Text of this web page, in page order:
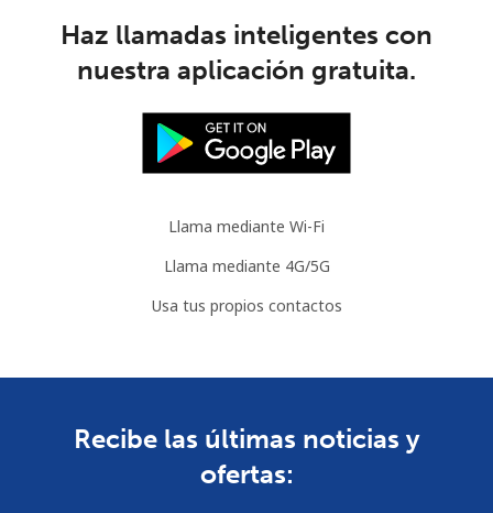
Haz llamadas inteligentes con
nuestra aplicación gratuita.
Llama mediante Wi-Fi
Llama mediante 4G/5G
Usa tus propios contactos
Recibe las últimas noticias y
ofertas: